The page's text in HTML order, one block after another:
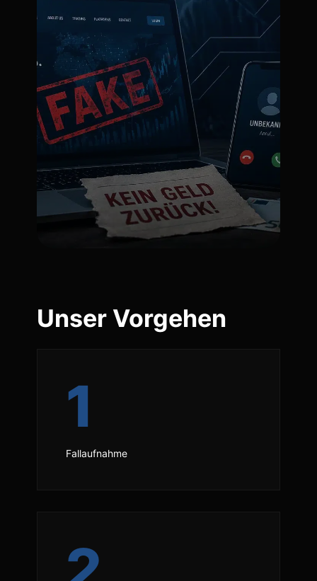
Unser Vorgehen
1
Fallaufnahme